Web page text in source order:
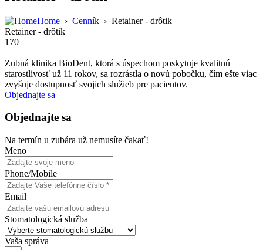
Home › Cenník › Retainer - drôtik
Retainer - drôtik
170
Zubná klinika BioDent, ktorá s úspechom poskytuje kvalitnú
starostlivosť už 11 rokov, sa rozrástla o novú pobočku, čím ešte viac
zvyšuje dostupnosť svojich služieb pre pacientov.
Objednajte sa
Objednajte sa
Na termín u zubára už nemusíte čakať!
Meno
Phone/Mobile
Email
Stomatologická služba
Vaša správa